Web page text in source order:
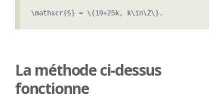
\mathscr{S} = \{19+25k, k\in\Z\}.
La méthode ci-dessus
fonctionne